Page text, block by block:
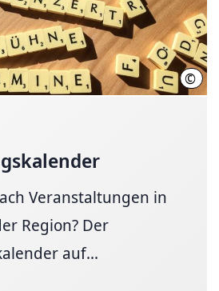
©
Veranstaltungen in
Region? Der
auf...